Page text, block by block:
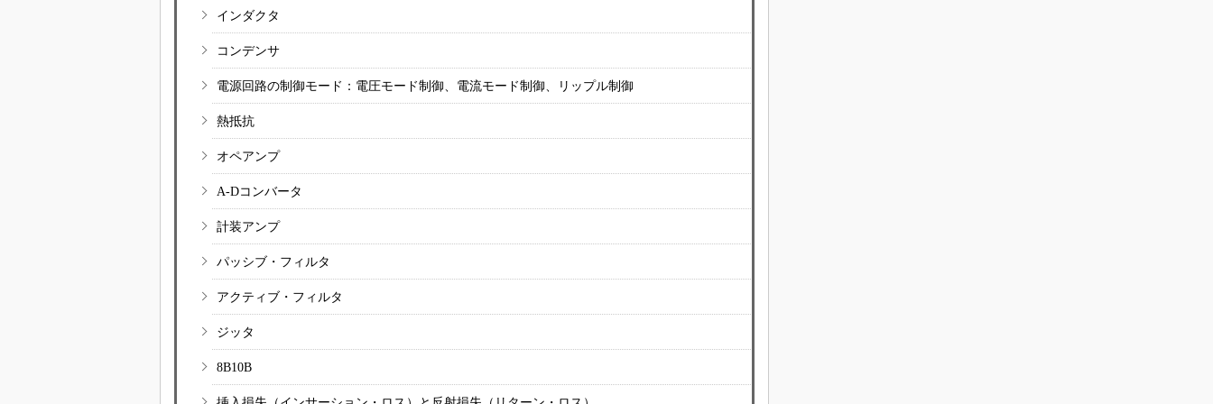
インダクタ
コンデンサ
電源回路の制御モード：電圧モード制御、電流モード制御、リップル制御
熱抵抗
オペアンプ
A-Dコンバータ
計装アンプ
パッシブ・フィルタ
アクティブ・フィルタ
ジッタ
8B10B